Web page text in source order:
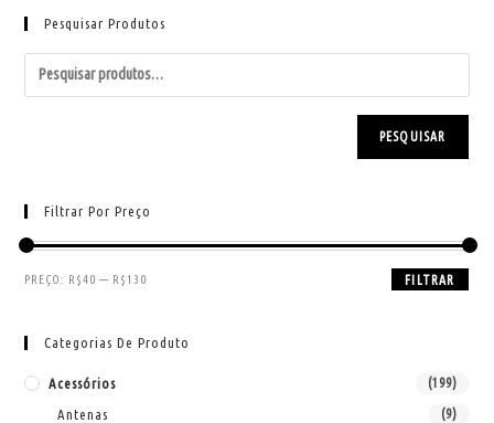
Pesquisar Produtos
PESQUISAR
Filtrar Por Preço
FILTRAR
PREÇO: R$40 — R$130
Categorias De Produto
Acessórios (199)
Antenas (9)